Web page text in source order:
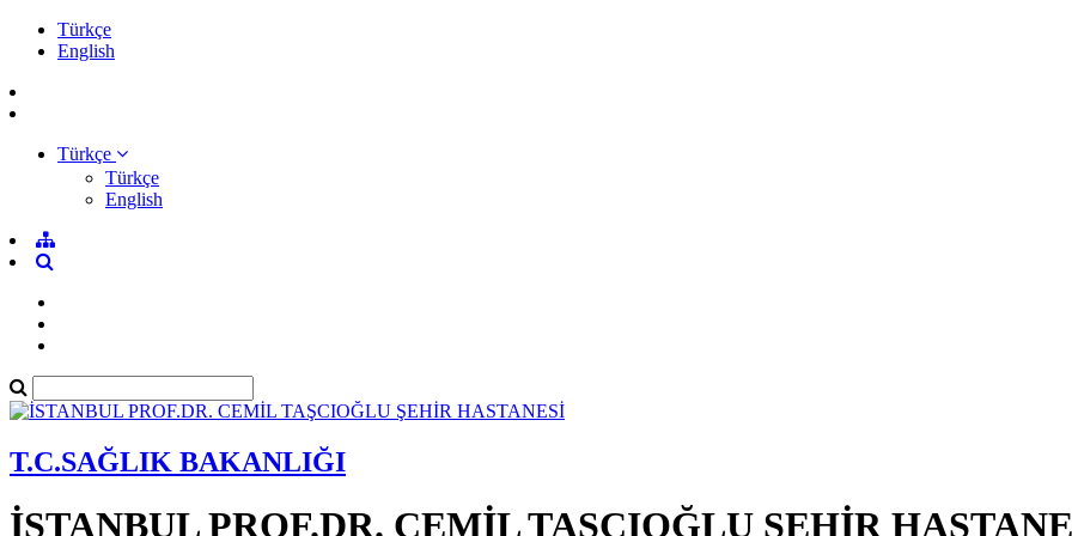
Türkçe
English
Türkçe
Türkçe
English
T.C.SAĞLIK BAKANLIĞI
İSTANBUL PROF.DR. CEMİL TAŞCIOĞLU ŞEHİR